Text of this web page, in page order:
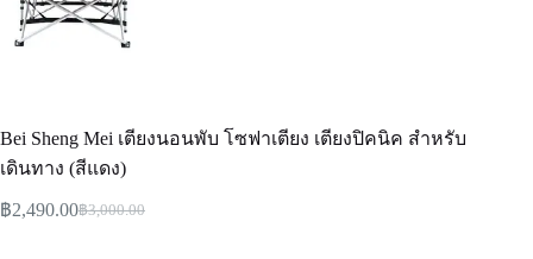
Bei Sheng Mei เตียงนอนพับ โซฟาเตียง เตียงปิคนิค สำหรับ
เดินทาง (สีแดง)
฿3,000.00
฿2,490.00